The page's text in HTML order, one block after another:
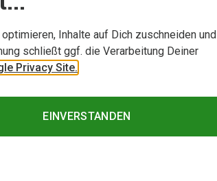
Inhalte auf Dich zuschneiden und
schließt ggf. die Verarbeitung Deiner
Privacy Site.
EINVERSTANDEN